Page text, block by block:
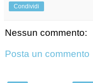
Condividi
Nessun commento:
Posta un commento